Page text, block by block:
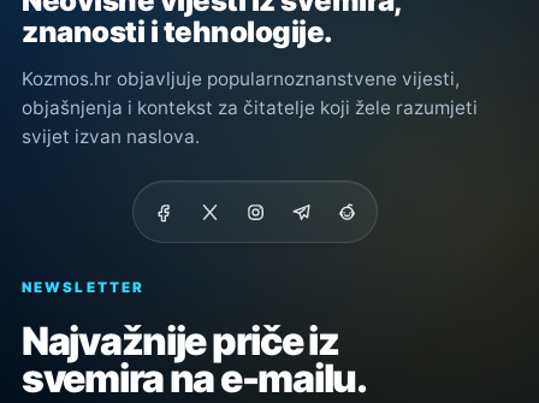
znanosti i tehnologije.
Kozmos.hr objavljuje popularnoznanstvene vijesti,
objašnjenja i kontekst za čitatelje koji žele razumjeti
svijet izvan naslova.
NEWSLETTER
Najvažnije priče iz
svemira na e-mailu.